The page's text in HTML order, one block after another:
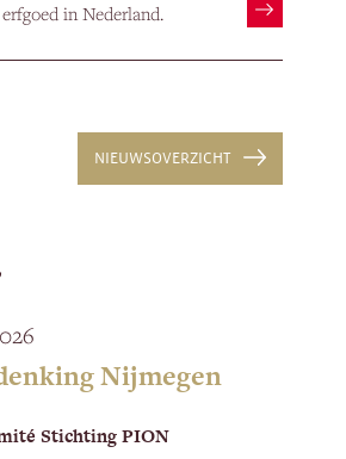
in Nederland.
NIEUWSOVERZICHT
Nijmegen
Stichting PION